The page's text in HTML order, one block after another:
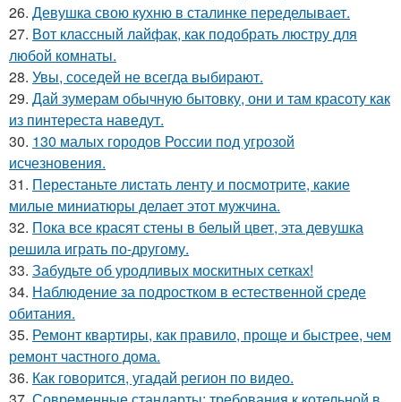
26. Девушка свою кухню в сталинке переделывает.
27. Вот классный лайфак, как подобрать люстру для
любой комнаты.
28. Увы, соседей не всегда выбирают.
29. Дай зумерам обычную бытовку, они и там красоту как
из пинтереста наведут.
30. 130 малых городов России под угрозой
исчезновения.
31. Перестаньте листать ленту и посмотрите, какие
милые миниатюры делает этот мужчина.
32. Пока все красят стены в белый цвет, эта девушка
решила играть по-другому.
33. Забудьте об уродливых москитных сетках!
34. Наблюдение за подростком в естественной среде
обитания.
35. Ремонт квартиры, как правило, проще и быстрее, чем
ремонт частного дома.
36. Как говорится, угадай регион по видео.